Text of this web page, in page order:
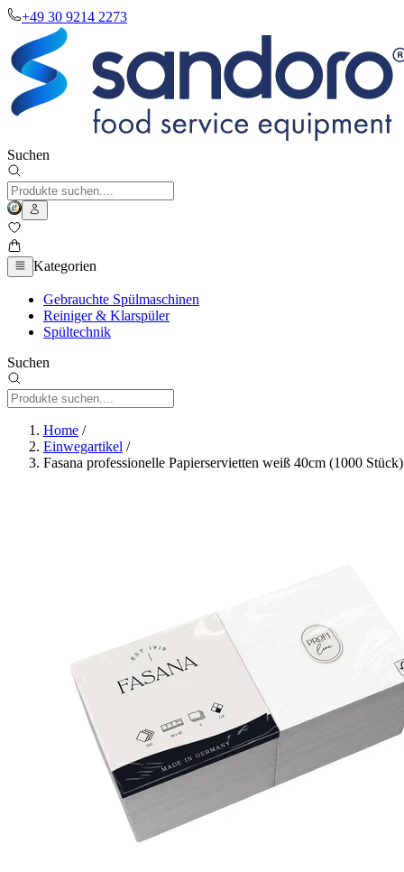
+49 30 9214 2273
Suchen
Kategorien
Gebrauchte Spülmaschinen
Reiniger & Klarspüler
Spültechnik
Suchen
Home /
Einwegartikel /
Fasana professionelle Papierservietten weiß 40cm (1000 Stück)